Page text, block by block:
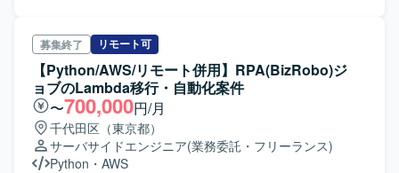
テストを担当いただきます。
募集終了 リモート可
【Python/AWS/リモート併用】RPA(BizRobo)ジ
ョブのLambda移行・自動化案件
〜700,000円/月
千代田区（東京都）
サーバサイドエンジニア(業務委託・フリーランス)
Python ・ AWS